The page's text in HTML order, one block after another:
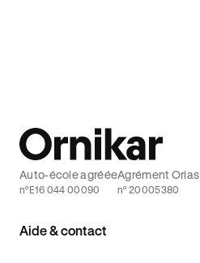
Aide & contact
Auto-école agréée
n°E16 044 00090
Agrément Orias
n° 20005380